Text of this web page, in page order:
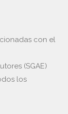
con el
(SGAE)
los